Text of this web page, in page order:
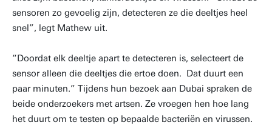
sensoren zo gevoelig zijn, detecteren ze die deeltjes heel
snel”, legt Mathew uit.
“Doordat elk deeltje apart te detecteren is, selecteert de
sensor alleen die deeltjes die ertoe doen. Dat duurt een
paar minuten.” Tijdens hun bezoek aan Dubai spraken de
beide onderzoekers met artsen. Ze vroegen hen hoe lang
het duurt om te testen op bepaalde bacteriën en virussen.